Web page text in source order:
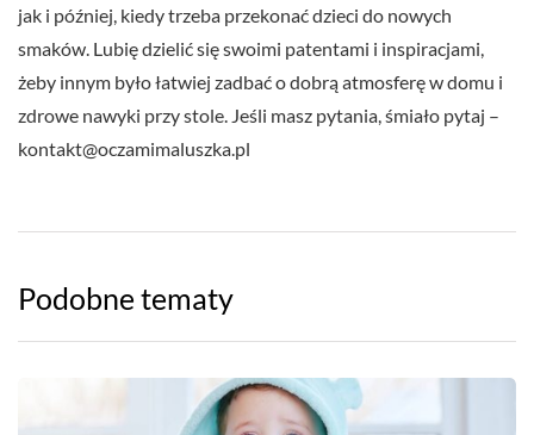
jak i później, kiedy trzeba przekonać dzieci do nowych
smaków. Lubię dzielić się swoimi patentami i inspiracjami,
żeby innym było łatwiej zadbać o dobrą atmosferę w domu i
zdrowe nawyki przy stole. Jeśli masz pytania, śmiało pytaj –
kontakt@oczamimaluszka.pl
Podobne tematy